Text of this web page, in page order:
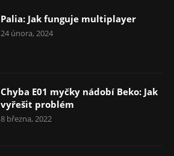
Palia: Jak funguje multiplayer
24 února, 2024
Chyba E01 myčky nádobí Beko: Jak
vyřešit problém
8 března, 2022